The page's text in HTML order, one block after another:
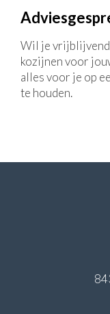
Wil je vrijblijvend
kozijnen voor
alles voor je op
te houden.